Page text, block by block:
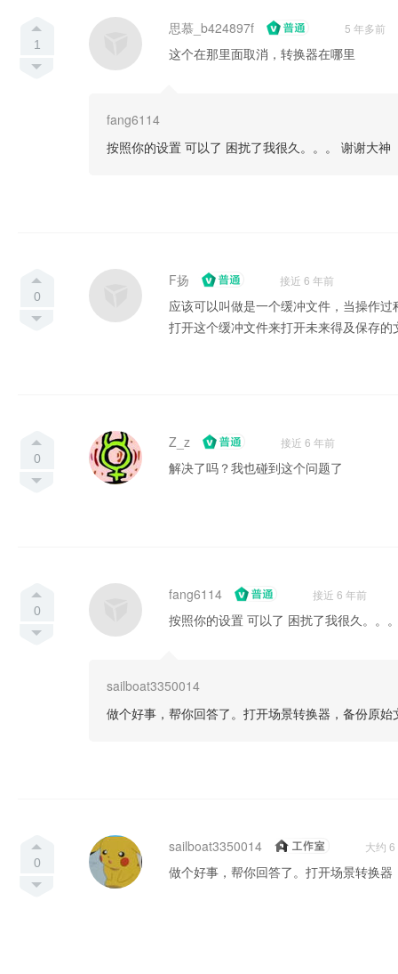
1
思慕_b424897f 5 年多前
这个在那里面取消，转换器在哪里
fang6114
按照你的设置 可以了 困扰了我很久。。。 谢谢大神
0
F扬 接近 6 年前
应该可以叫做是一个缓冲文件，当操作
打开这个缓冲文件来打开未来得及保存的
0
Z_z 接近 6 年前
解决了吗？我也碰到这个问题了
0
fang6114 接近 6 年前
按照你的设置 可以了 困扰了我很久。。
sailboat3350014
做个好事，帮你回答了。打开场景转换器，备份原
0
sailboat3350014 大约
做个好事，帮你回答了。打开场景转换